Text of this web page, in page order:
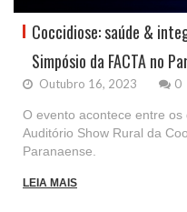
Coccidiose: saúde &
Simpósio da FACTA no
Outubro 16, 2023 0
O evento acontece entre
Auditório Show Rural da
Paranaense.
LEIA MAIS